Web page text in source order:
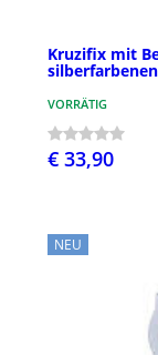
Kruzifix mit
VORRÄTIG
€ 33,90
NEU